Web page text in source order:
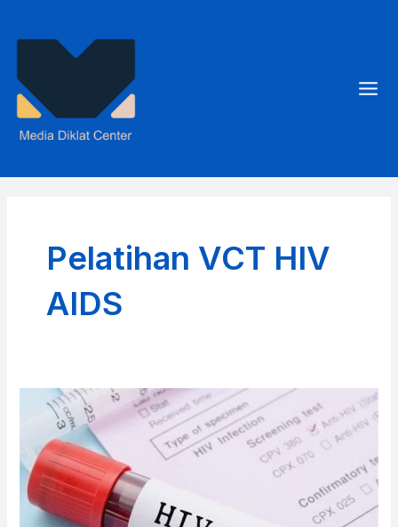
Pelatihan VCT HIV
AIDS